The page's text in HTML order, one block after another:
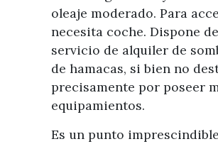
Personajes Ilustres
Sectores
Artesanía
Empresas de
Eventos
oleaje moderado. Para
necesita coche. Dispone
servicio de alquiler de
de hamacas, si bien no
precisamente por poseer
equipamientos.
Es un punto